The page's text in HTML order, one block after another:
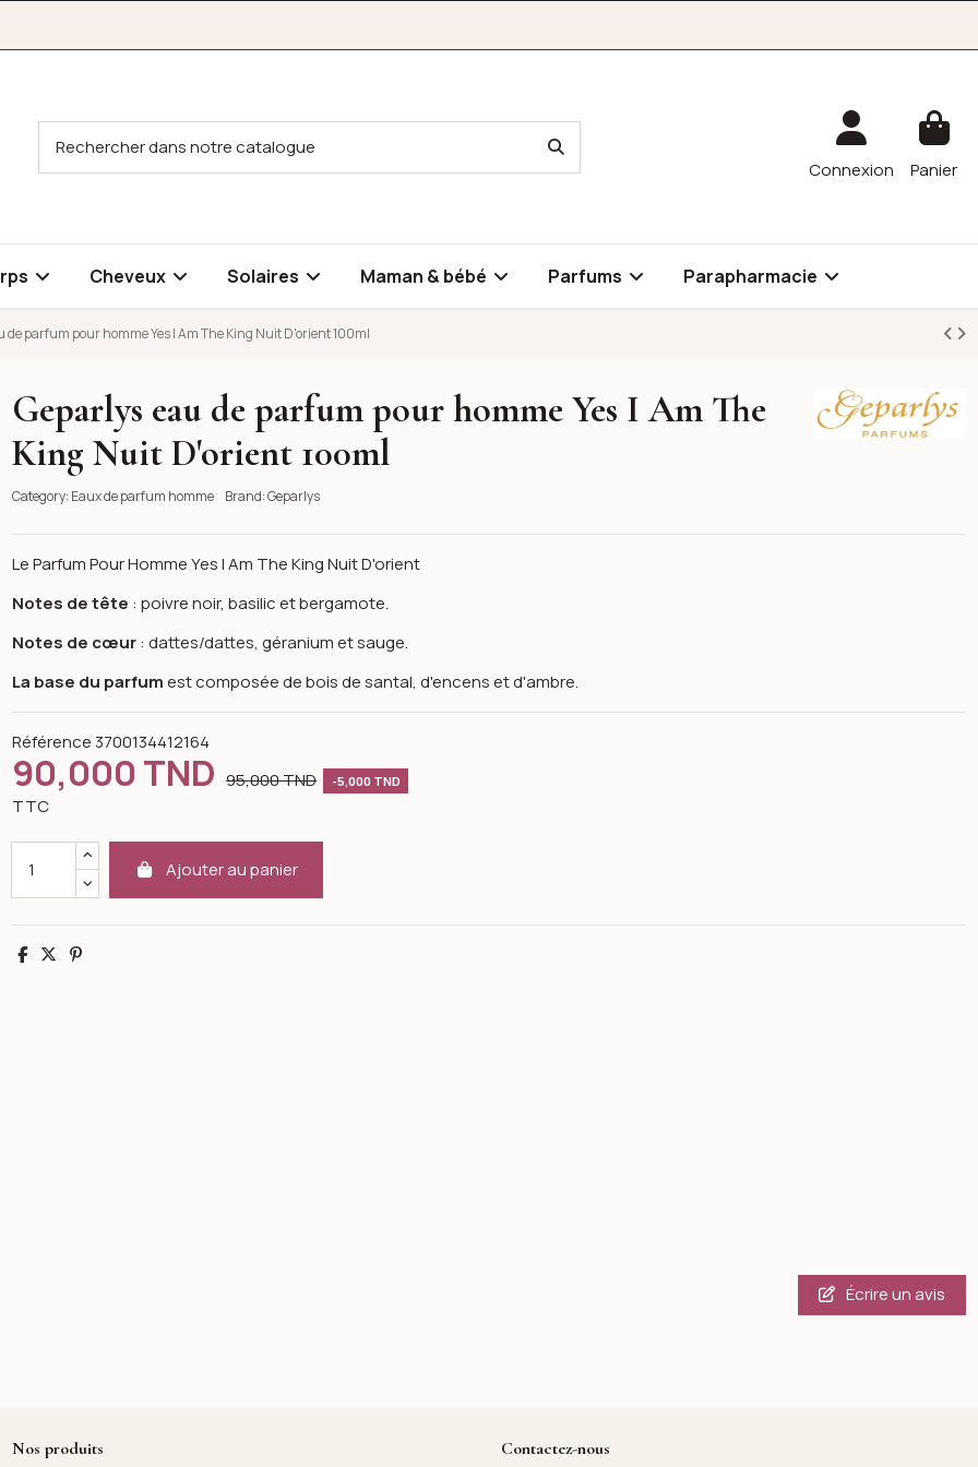
Connexion Panier
Cheveux Solaires Maman & bébé Parfums Parapharmacie
de parfum pour homme Yes I Am The King Nuit D'orient 100ml
Yes I Am The King Nuit D'orient 100ml
Yes I Am The King Nuit D'orient 100ml Geparlys
Geparlys eau de parfum pour homme Yes I Am The
King Nuit D'orient 100ml
Category: Eaux de parfum homme Brand:Geparlys
Le Parfum Pour Homme Yes I Am The King Nuit D'orient
Notes de tête : poivre noir, basilic et bergamote.
Notes de cœur: dattes/dattes, géranium et sauge.
La base du parfumest composée de bois de santal, d'encens et d'ambre.
Référence 3700134412164
90,000 TND 95,000 TND -5,000 TND
TTC
Ajouter au panier
Partager
TweetPinterest
Écrire un avis
Nos produits Contactez-nous